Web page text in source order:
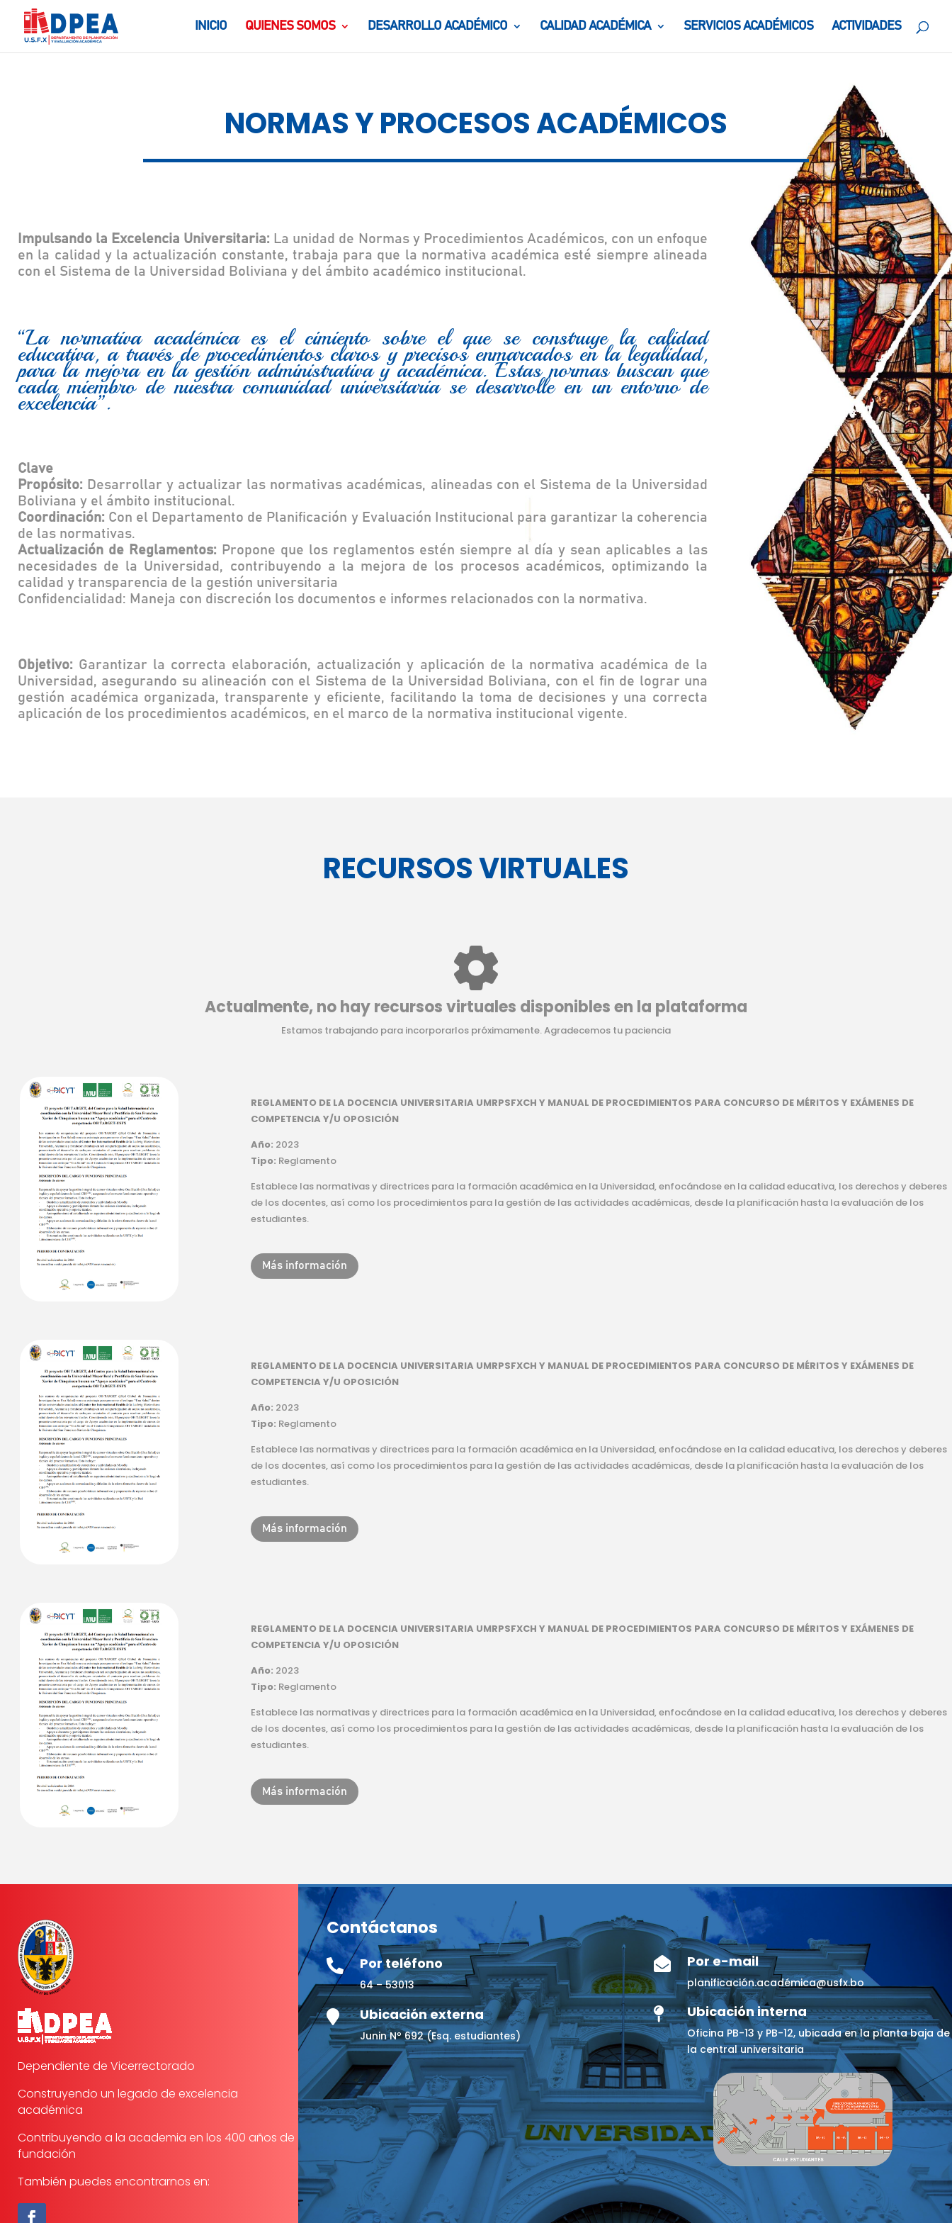
INICIO QUIENES SOMOS DESARROLLO ACADÉMICO CALIDAD ACADÉMICA SERVICIOS ACADÉMICOS ACTIVIDADES
NORMAS Y PROCESOS ACADÉMICOS
Impulsando la Excelencia Universitaria: La unidad de Normas y Procedimientos Académicos, con un enfoque
en la calidad y la actualización constante, trabaja para que la normativa académica esté siempre alineada
con el Sistema de la Universidad Boliviana y del ámbito académico institucional.
“La normativa académica es el cimiento sobre el que se construye la calidad
educativa, a través de procedimientos claros y precisos enmarcados en la legalidad,
para la mejora en la gestión administrativa y académica. Estas normas buscan que
cada miembro de nuestra comunidad universitaria se desarrolle en un entorno de
excelencia”.
Clave
Propósito: Desarrollar y actualizar las normativas académicas, alineadas con el Sistema de la Universidad
Boliviana y el ámbito institucional.
Coordinación: Con el Departamento de Planificación y Evaluación Institucional para garantizar la coherencia
de las normativas.
Actualización de Reglamentos: Propone que los reglamentos estén siempre al día y sean aplicables a las
necesidades de la Universidad, contribuyendo a la mejora de los procesos académicos, optimizando la
calidad y transparencia de la gestión universitaria
Confidencialidad: Maneja con discreción los documentos e informes relacionados con la normativa.
Objetivo: Garantizar la correcta elaboración, actualización y aplicación de la normativa académica de la
Universidad, asegurando su alineación con el Sistema de la Universidad Boliviana, con el fin de lograr una
gestión académica organizada, transparente y eficiente, facilitando la toma de decisiones y una correcta
aplicación de los procedimientos académicos, en el marco de la normativa institucional vigente.
RECURSOS VIRTUALES
Actualmente, no hay recursos virtuales disponibles en la plataforma
Estamos trabajando para incorporarlos próximamente. Agradecemos tu paciencia
REGLAMENTO DE LA DOCENCIA UNIVERSITARIA UMRPSFXCH Y MANUAL DE PROCEDIMIENTOS PARA CONCURSO DE MÉRITOS Y EXÁMENES DE
COMPETENCIA Y/U OPOSICIÓN
Año: 2023
Tipo: Reglamento
Establece las normativas y directrices para la formación académica en la Universidad, enfocándose en la calidad educativa, los derechos y deberes
de los docentes, así como los procedimientos para la gestión de las actividades académicas, desde la planificación hasta la evaluación de los
estudiantes.
Más información
REGLAMENTO DE LA DOCENCIA UNIVERSITARIA UMRPSFXCH Y MANUAL DE PROCEDIMIENTOS PARA CONCURSO DE MÉRITOS Y EXÁMENES DE
COMPETENCIA Y/U OPOSICIÓN
Año: 2023
Tipo: Reglamento
Establece las normativas y directrices para la formación académica en la Universidad, enfocándose en la calidad educativa, los derechos y deberes
de los docentes, así como los procedimientos para la gestión de las actividades académicas, desde la planificación hasta la evaluación de los
estudiantes.
Más información
REGLAMENTO DE LA DOCENCIA UNIVERSITARIA UMRPSFXCH Y MANUAL DE PROCEDIMIENTOS PARA CONCURSO DE MÉRITOS Y EXÁMENES DE
COMPETENCIA Y/U OPOSICIÓN
Año: 2023
Tipo: Reglamento
Establece las normativas y directrices para la formación académica en la Universidad, enfocándose en la calidad educativa, los derechos y deberes
de los docentes, así como los procedimientos para la gestión de las actividades académicas, desde la planificación hasta la evaluación de los
estudiantes.
Más información
Dependiente de Vicerrectorado
Construyendo un legado de excelencia
académica
Contribuyendo a la academia en los 400 años de
fundación
También puedes encontrarnos en:
Contáctanos
 Por teléfono
64 – 53013
 Ubicación externa
Junin Nº 692 (Esq. estudiantes)
 Por e-mail
planificación.académica@usfx.bo
 Ubicación interna
Oficina PB-13 y PB-12, ubicada en la planta baja de
la central universitaria